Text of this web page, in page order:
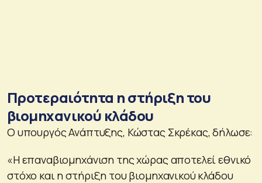
Προτεραιότητα η στήριξη του
βιομηχανικού κλάδου
Ο υπουργός Ανάπτυξης, Κώστας Σκρέκας, δήλωσε:
«Η επαναβιομηχάνιση της χώρας αποτελεί εθνικό
στόχο και η στήριξη του βιομηχανικού κλάδου